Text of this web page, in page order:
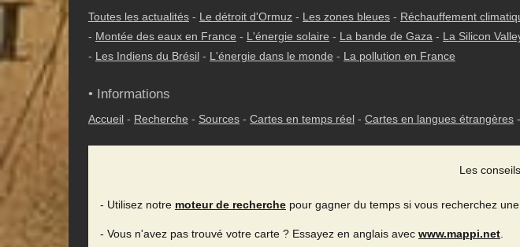
Toutes les actualités - Le détroit d'Ormuz - Les zones bleues - Réchauffement
- Montée des eaux en France - L'énergie solaire - La bande de Gaza - La Silicon
- Les Indiens du Brésil - L'énergie dans le monde - La pollution en France
• Informations
Accueil - Recherche - Sources - Cartes en temps réel - Cartes en langues étrangères -
Les
- Utilisez notre moteur de recherche pour gagner du temps si vous recherchez
- Vous n'avez pas trouvé votre carte ? Essayez en anglais avec www.mappi.net